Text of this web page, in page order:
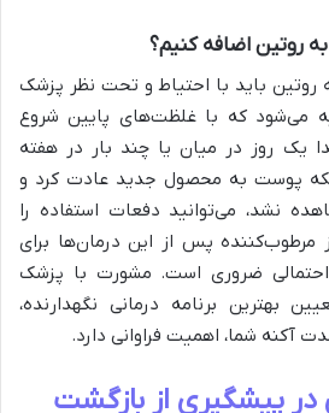
روتین اضافه کنیم؟
روتین باید با احتیاط و تحت نظر پزشک
می‌شود که با غلظت‌های پایین شروع
یک روز در میان یا چند بار در هفته
پوست به محصول جدید عادت کرد و
نشد، می‌توانید دفعات استفاده را
مرطوب‌کننده پس از این درمان‌ها برای
ضروری است. مشورت با پزشک
بهترین برنامه درمانی نگهدارنده،
آکنه شما، اهمیت فراوانی دارد.
پیشگیری از بازگشت